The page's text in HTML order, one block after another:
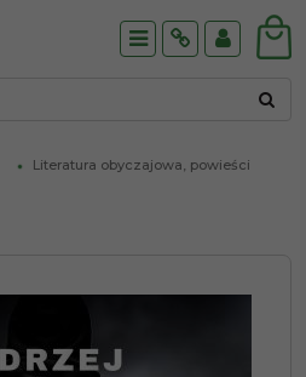
MenuInfoPanel
Literatura obyczajowa, powieści